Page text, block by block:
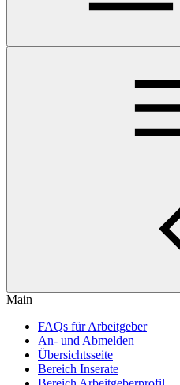
Main
FAQs für Arbeitgeber
An- und Abmelden
Übersichtsseite
Bereich Inserate